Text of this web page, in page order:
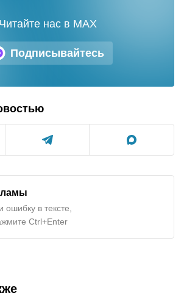
Подписывайтесь
Читайте нас в MAX
в тексте,
Ctrl+Enter